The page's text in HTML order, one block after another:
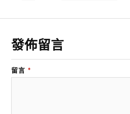
發佈留言
留言 *